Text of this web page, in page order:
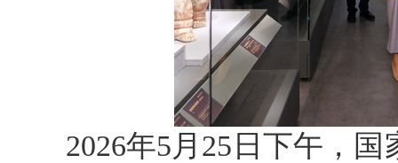
2026年5月25日下午，